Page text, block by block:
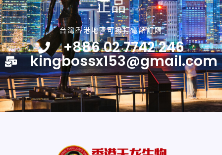
正品
台灣香港地區可撥打電話訂購
+886 02 7742 246
kingbossx153@gmail.com